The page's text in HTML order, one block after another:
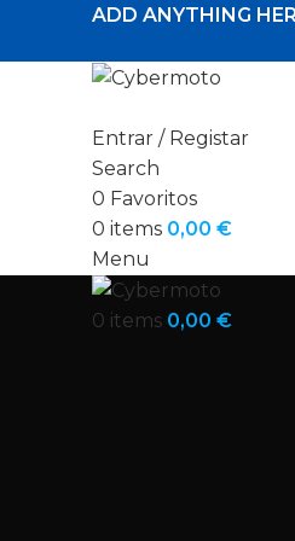
ADD ANYTHING
Entrar / Registar
Search
0 Favoritos
0 items 0,00 €
Menu
0 items 0,00 €